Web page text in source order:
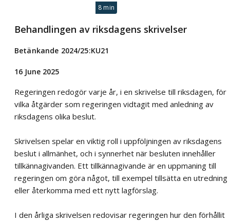
8 min
Behandlingen av riksdagens skrivelser
Betänkande 2024/25:KU21
16 June 2025
Regeringen redogör varje år, i en skrivelse till riksdagen, för
vilka åtgärder som regeringen vidtagit med anledning av
riksdagens olika beslut.
Skrivelsen spelar en viktig roll i uppföljningen av riksdagens
beslut i allmänhet, och i synnerhet när besluten innehåller
tillkännagivanden. Ett tillkännagivande är en uppmaning till
regeringen om göra något, till exempel tillsätta en utredning
eller återkomma med ett nytt lagförslag.
I den årliga skrivelsen redovisar regeringen hur den förhållit